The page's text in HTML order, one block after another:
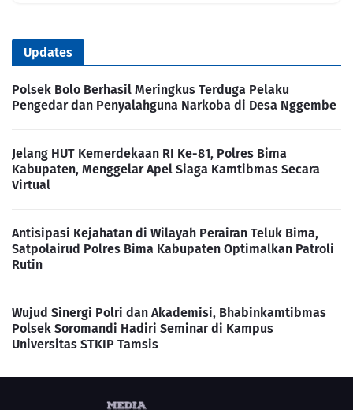
Updates
Polsek Bolo Berhasil Meringkus Terduga Pelaku
Pengedar dan Penyalahguna Narkoba di Desa Nggembe
Jelang HUT Kemerdekaan RI Ke-81, Polres Bima
Kabupaten, Menggelar Apel Siaga Kamtibmas Secara
Virtual
Antisipasi Kejahatan di Wilayah Perairan Teluk Bima,
Satpolairud Polres Bima Kabupaten Optimalkan Patroli
Rutin
Wujud Sinergi Polri dan Akademisi, Bhabinkamtibmas
Polsek Soromandi Hadiri Seminar di Kampus
Universitas STKIP Tamsis